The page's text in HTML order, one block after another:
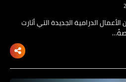
الدرامية الجديدة التي أثارت